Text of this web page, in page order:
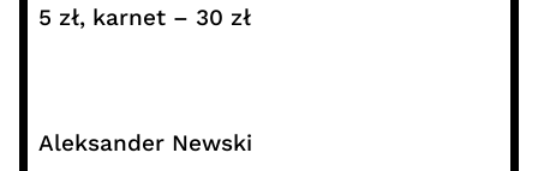
5 zł, karnet – 30 zł
Aleksander Newski